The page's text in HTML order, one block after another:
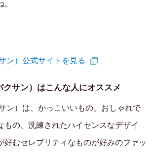
ン）公式サイトを見る
クサン）はこんな人にオススメ
ン）は、かっこいいもの、おしゃれで
もの、洗練されたハイセンスなデザイ
好むセレブリティなものが好みのファッ